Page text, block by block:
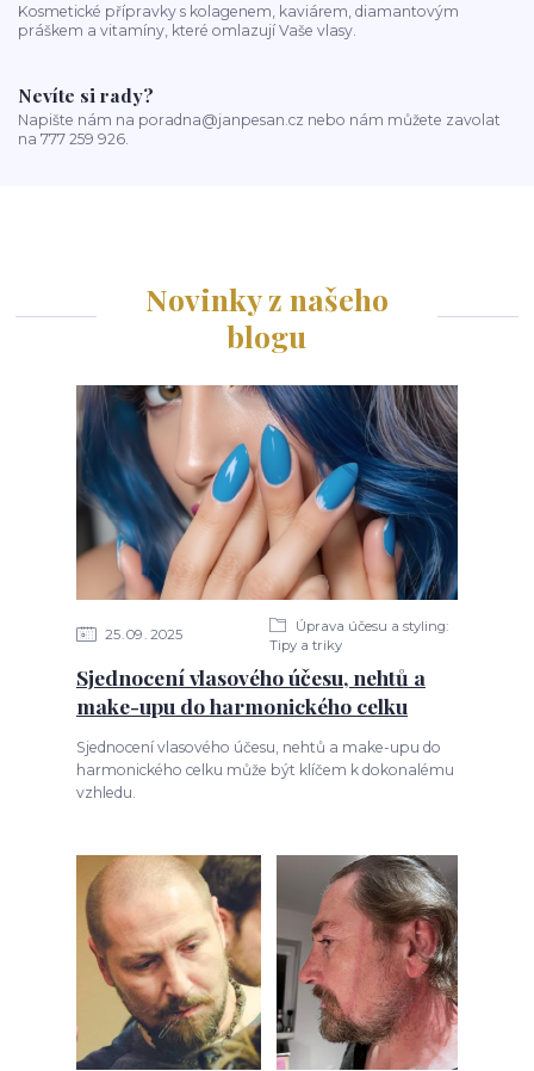
Kosmetické přípravky s kolagenem, kaviárem, diamantovým
práškem a vitamíny, které omlazují Vaše vlasy.
Nevíte si rady?
Napište nám na poradna@janpesan.cz nebo nám můžete zavolat
na 777 259 926.
Novinky z našeho
blogu
25 09 2025
Úprava účesu a styling:
Tipy a triky
Sjednocení vlasového účesu, nehtů a
make-upu do harmonického celku
Sjednocení vlasového účesu, nehtů a make-upu do
harmonického celku může být klíčem k dokonalému
vzhledu.